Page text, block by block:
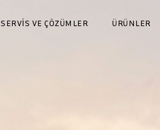
SERVİS VE ÇÖZÜMLER ÜRÜNLER